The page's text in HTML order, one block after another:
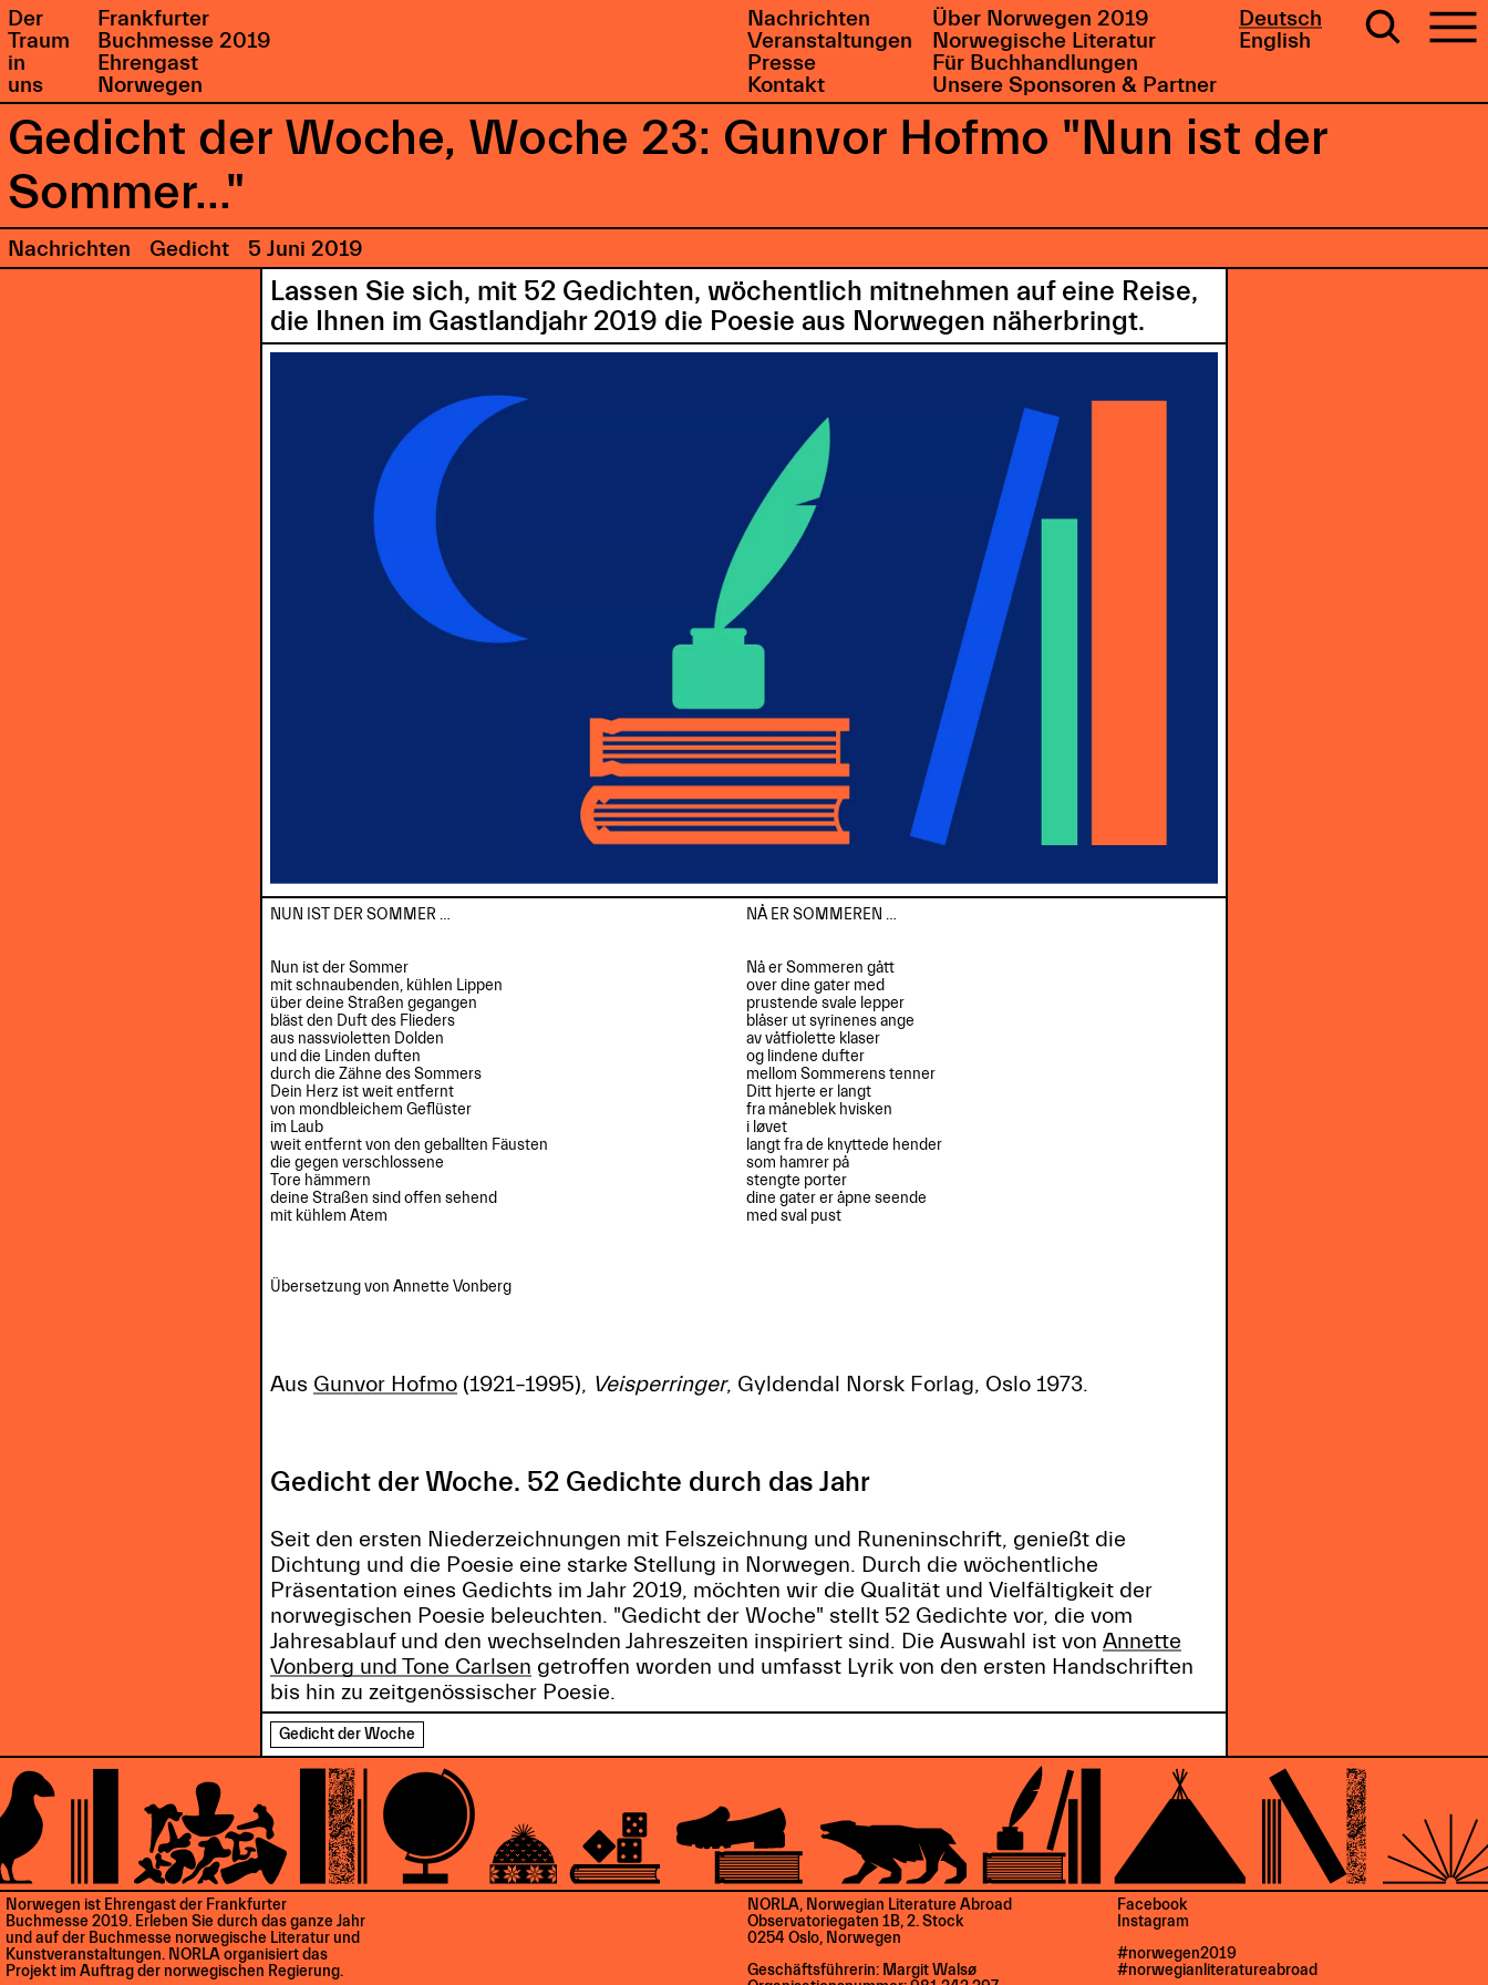
Der
Traum
in
uns
Frankfurter
Buchmesse 2019
Ehrengast
Norwegen
Nachrichten
Veranstaltungen
Presse
Kontakt
Über Norwegen 2019
Norwegische Literatur
Für Buchhandlungen
Unsere Sponsoren & Partner
Deutsch
English
Gedicht der Woche, Woche 23: Gunvor Hofmo "Nun ist der
Sommer..."
Nachrichten Gedicht 5 Juni 2019
Lassen Sie sich, mit 52 Gedichten, wöchentlich mitnehmen auf eine Reise,
die Ihnen im Gastlandjahr 2019 die Poesie aus Norwegen näherbringt.
NUN IST DER SOMMER …
Nun ist der Sommer
mit schnaubenden, kühlen Lippen
über deine Straßen gegangen
bläst den Duft des Flieders
aus nassvioletten Dolden
und die Linden duften
durch die Zähne des Sommers
Dein Herz ist weit entfernt
von mondbleichem Geflüster
im Laub
weit entfernt von den geballten Fäusten
die gegen verschlossene
Tore hämmern
deine Straßen sind offen sehend
mit kühlem Atem
Übersetzung von Annette Vonberg
NÅ ER SOMMEREN …
Nå er Sommeren gått
over dine gater med
prustende svale lepper
blåser ut syrinenes ange
av våtfiolette klaser
og lindene dufter
mellom Sommerens tenner
Ditt hjerte er langt
fra måneblek hvisken
i løvet
langt fra de knyttede hender
som hamrer på
stengte porter
dine gater er åpne seende
med sval pust
Aus Gunvor Hofmo (1921–1995), Veisperringer, Gyldendal Norsk Forlag, Oslo 1973.
Gedicht der Woche. 52 Gedichte durch das Jahr
Seit den ersten Niederzeichnungen mit Felszeichnung und Runeninschrift, genießt die
Dichtung und die Poesie eine starke Stellung in Norwegen. Durch die wöchentliche
Präsentation eines Gedichts im Jahr 2019, möchten wir die Qualität und Vielfältigkeit der
norwegischen Poesie beleuchten. "Gedicht der Woche" stellt 52 Gedichte vor, die vom
Jahresablauf und den wechselnden Jahreszeiten inspiriert sind. Die Auswahl ist vonAnnette
Vonberg und Tone Carlsen getroffen worden und umfasst Lyrik von den ersten Handschriften
bis hin zu zeitgenössischer Poesie.
Gedicht der Woche
Norwegen ist Ehrengast der Frankfurter
Buchmesse 2019. Erleben Sie durch das ganze Jahr
und auf der Buchmesse norwegische Literatur und
Kunstveranstaltungen. NORLA organisiert das
Projekt im Auftrag der norwegischen Regierung.
NORLA, Norwegian Literature Abroad
Observatoriegaten 1B, 2. Stock
0254 Oslo, Norwegen
Geschäftsführerin: Margit Walsø
Facebook
Instagram
#norwegen2019
#norwegianliteratureabroad